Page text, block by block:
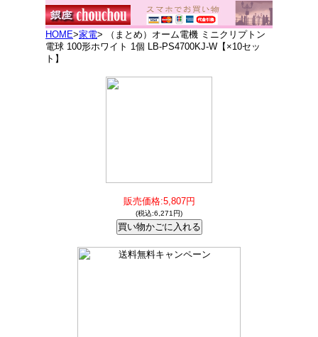
HOME>家電> （まとめ）オーム電機 ミニクリプトン
電球 100形ホワイト 1個 LB-PS4700KJ-W【×10セッ
ト】
販売価格:5,807円
(税込:6,271円)